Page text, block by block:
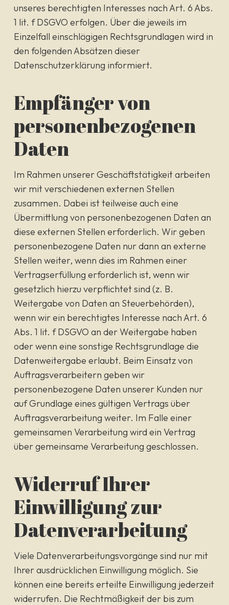
unseres berechtigten Interesses nach Art. 6 Abs.
1 lit. f DSGVO erfolgen. Über die jeweils im
Einzelfall einschlägigen Rechtsgrundlagen wird in
den folgenden Absätzen dieser
Datenschutzerklärung informiert.
Empfänger von
personenbezogenen
Daten
Im Rahmen unserer Geschäftstätigkeit arbeiten
wir mit verschiedenen externen Stellen
zusammen. Dabei ist teilweise auch eine
Übermittlung von personenbezogenen Daten an
diese externen Stellen erforderlich. Wir geben
personenbezogene Daten nur dann an externe
Stellen weiter, wenn dies im Rahmen einer
Vertragserfüllung erforderlich ist, wenn wir
gesetzlich hierzu verpflichtet sind (z. B.
Weitergabe von Daten an Steuerbehörden),
wenn wir ein berechtigtes Interesse nach Art. 6
Abs. 1 lit. f DSGVO an der Weitergabe haben
oder wenn eine sonstige Rechtsgrundlage die
Datenweitergabe erlaubt. Beim Einsatz von
Auftragsverarbeitern geben wir
personenbezogene Daten unserer Kunden nur
auf Grundlage eines gültigen Vertrags über
Auftragsverarbeitung weiter. Im Falle einer
gemeinsamen Verarbeitung wird ein Vertrag
über gemeinsame Verarbeitung geschlossen.
Widerruf Ihrer
Einwilligung zur
Datenverarbeitung
Viele Datenverarbeitungsvorgänge sind nur mit
Ihrer ausdrücklichen Einwilligung möglich. Sie
können eine bereits erteilte Einwilligung jederzeit
widerrufen. Die Rechtmäßigkeit der bis zum